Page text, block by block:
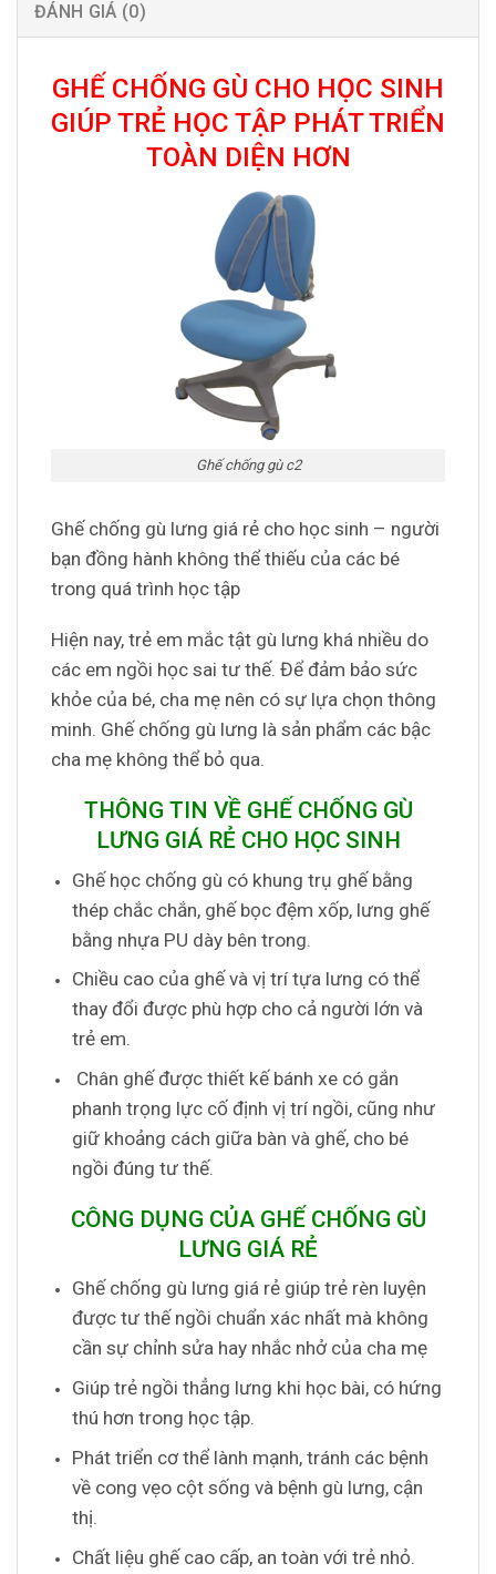
ĐÁNH GIÁ (0)
GHẾ CHỐNG GÙ CHO HỌC SINH
GIÚP TRẺ HỌC TẬP PHÁT TRIỂN
TOÀN DIỆN HƠN
Ghế chống gù c2
Ghế chống gù lưng giá rẻ cho học sinh – người
bạn đồng hành không thể thiếu của các bé
trong quá trình học tập
Hiện nay, trẻ em mắc tật gù lưng khá nhiều do
các em ngồi học sai tư thế. Để đảm bảo sức
khỏe của bé, cha mẹ nên có sự lựa chọn thông
minh. Ghế chống gù lưng là sản phẩm các bậc
cha mẹ không thể bỏ qua.
THÔNG TIN VỀ GHẾ CHỐNG GÙ
LƯNG GIÁ RẺ CHO HỌC SINH
Ghế học chống gù có khung trụ ghế bằng
thép chắc chắn, ghế bọc đệm xốp, lưng ghế
bằng nhựa PU dày bên trong.
Chiều cao của ghế và vị trí tựa lưng có thể
thay đổi được phù hợp cho cả người lớn và
trẻ em.
Chân ghế được thiết kế bánh xe có gắn
phanh trọng lực cố định vị trí ngồi, cũng như
giữ khoảng cách giữa bàn và ghế, cho bé
ngồi đúng tư thế.
CÔNG DỤNG CỦA GHẾ CHỐNG GÙ
LƯNG GIÁ RẺ
Ghế chống gù lưng giá rẻ giúp trẻ rèn luyện
được tư thế ngồi chuẩn xác nhất mà không
cần sự chỉnh sửa hay nhắc nhở của cha mẹ
Giúp trẻ ngồi thẳng lưng khi học bài, có hứng
thú hơn trong học tập.
Phát triển cơ thể lành mạnh, tránh các bệnh
về cong vẹo cột sống và bệnh gù lưng, cận
thị.
Chất liệu ghế cao cấp, an toàn với trẻ nhỏ.